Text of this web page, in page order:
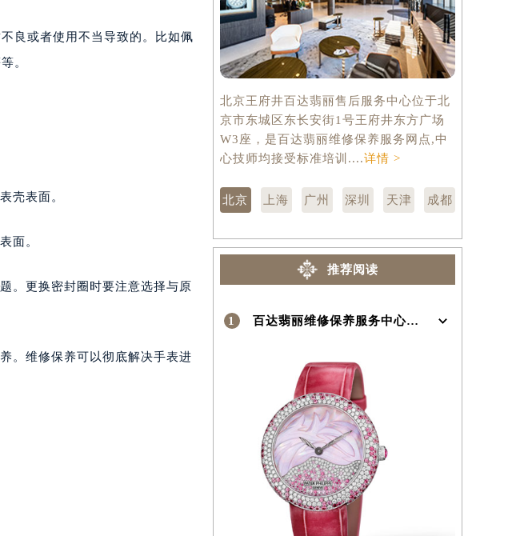
）
）
提前预约）
预约）
约）
）
良或者使用不当导致的。比如佩
。
壳表面。
面。
。更换密封圈时要注意选择与原
。维修保养可以彻底解决手表进
北京王府井百达翡丽售后服务中心位于北
京市东城区东长安街1号王府井东方广场
W3座，是百达翡丽维修保养服务网点,中
心技师均接受标准培训....详情 >
北京 上海 广州 深圳 天津 成都
推荐阅读
1 百达翡丽维修保养服务中心介绍 | Patek Philippe